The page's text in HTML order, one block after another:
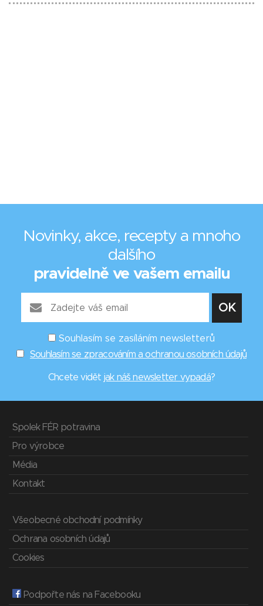
Novinky, akce, recepty a mnoho
dalšího
pravidelně ve vašem emailu
Souhlasím se zasíláním newsletterů
Souhlasím se zpracováním a ochranou osobních údajů
Chcete vidět jak náš newsletter vypadá?
Spolek FÉR potravina
Pro výrobce
Média
Kontakt
Všeobecné obchodní podmínky
Ochrana osobních údajů
Cookies
Podpořte nás na Facebooku